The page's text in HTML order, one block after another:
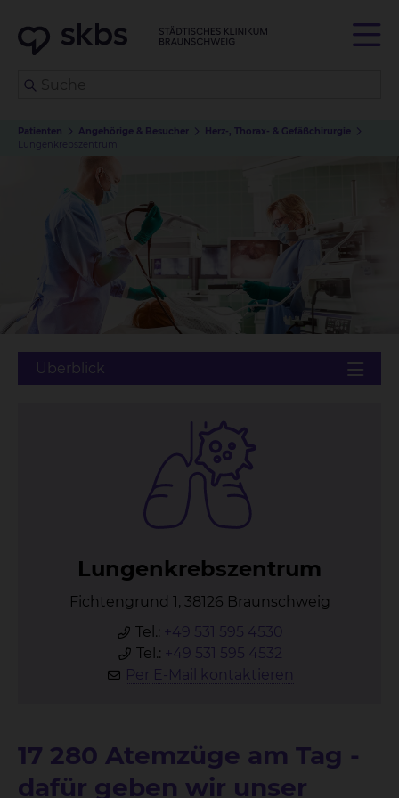
Patienten Angehörige & Besucher
Herz-, Thorax- & Gefäßchirurgie
Lungenkrebszentrum
Lun­gen­krebs­zen­trum
Fichtengrund 1, 38126 Braunschweig
Tel.: +49 531 595 4530
Tel.: +49 531 595 4532
Per E-Mail kontaktieren
17 280 Atemzüge am Tag -
dafür geben wir unser